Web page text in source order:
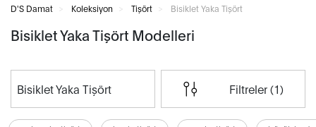
D'S Damat Koleksiyon Tişört Bisiklet Yaka Tişört
Bisiklet Yaka Tişört Modelleri
Bisiklet Yaka Tişört Filtreler (1)